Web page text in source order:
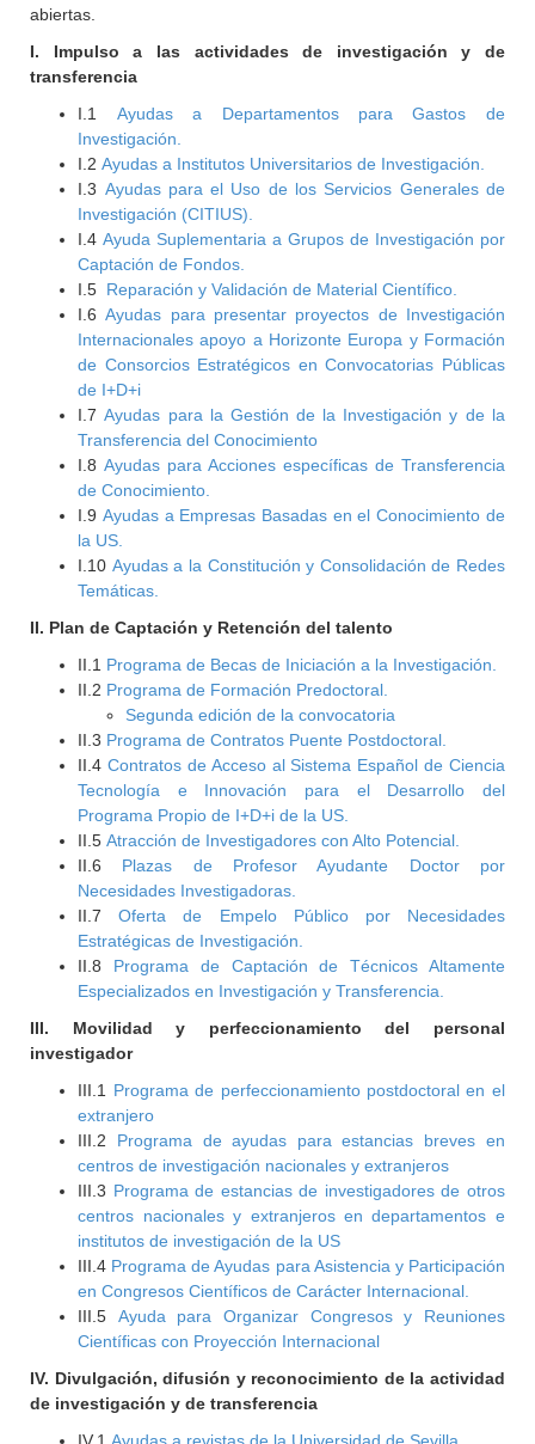
abiertas.
I. Impulso a las actividades de investigación y de
transferencia
I.1 Ayudas a Departamentos para Gastos de
Investigación.
I.2Ayudas a Institutos Universitarios de Investigación.
I.3 Ayudas para el Uso de los Servicios Generales de
Investigación (CITIUS).
I.4Ayuda Suplementaria a Grupos de Investigación por
Captación de Fondos.
I.5 Reparación y Validación de Material Científico.
I.6Ayudas para presentar proyectos de Investigación
Internacionales apoyo a Horizonte Europa y Formación
de Consorcios Estratégicos en Convocatorias Públicas
de I+D+i
I.7Ayudas para la Gestión de la Investigación y de la
Transferencia del Conocimiento
I.8Ayudas para Acciones específicas de Transferencia
de Conocimiento.
I.9 Ayudas a Empresas Basadas en el Conocimiento de
la US.
I.10 Ayudas a la Constitución y Consolidación de Redes
Temáticas.
II. Plan de Captación y Retención del talento
II.1 Programa de Becas de Iniciación a la Investigación.
II.2 Programa de Formación Predoctoral.
Segunda edición de la convocatoria
II.3 Programa de Contratos Puente Postdoctoral.
II.4Contratos de Acceso al Sistema Español de Ciencia
Tecnología e Innovación para el Desarrollo del
Programa Propio de I+D+i de la US.
II.5Atracción de Investigadores con Alto Potencial.
II.6 Plazas de Profesor Ayudante Doctor por
Necesidades Investigadoras.
II.7Oferta de Empelo Público por Necesidades
Estratégicas de Investigación.
II.8 Programa de Captación de Técnicos Altamente
Especializados en Investigación y Transferencia.
III. Movilidad y perfeccionamiento del personal
investigador
III.1 Programa de perfeccionamiento postdoctoral en el
extranjero
III.2 Programa de ayudas para estancias breves en
centros de investigación nacionales y extranjeros
III.3 Programa de estancias de investigadores de otros
centros nacionales y extranjeros en departamentos e
institutos de investigación de la US
III.4 Programa de Ayudas para Asistencia y Participación
en Congresos Científicos de Carácter Internacional.
III.5 Ayuda para Organizar Congresos y Reuniones
Científicas con Proyección Internacional
IV. Divulgación, difusión y reconocimiento de la actividad
de investigación y de transferencia